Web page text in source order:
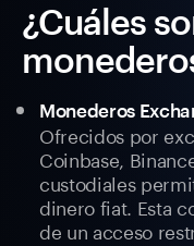
¿Cuáles
Monederos
Ofrecidos por
Coinbase,
custodiales
dinero fiat. Esta
de un acceso